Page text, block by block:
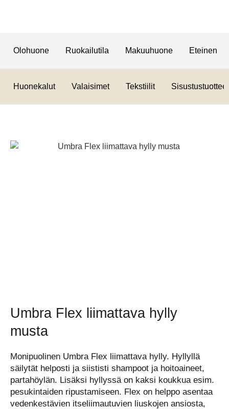
Olohuone Ruokailutila Makuuhuone Eteinen
Huonekalut Valaisimet Tekstiilit Sisustustuotteet
Umbra Flex liimattava hylly
musta
Monipuolinen Umbra Flex liimattava hylly. Hyllyllä
säilytät helposti ja siististi shampoot ja hoitoaineet,
partahöylän. Lisäksi hyllyssä on kaksi koukkua esim.
pesukintaiden ripustamiseen. Flex on helppo asentaa
vedenkestävien itseliimautuvien liuskojen ansiosta,